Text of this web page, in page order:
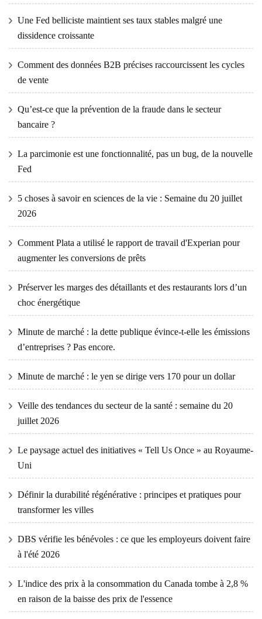
Une Fed belliciste maintient ses taux stables malgré une
dissidence croissante
Comment des données B2B précises raccourcissent les cycles
de vente
Qu’est-ce que la prévention de la fraude dans le secteur
bancaire ?
La parcimonie est une fonctionnalité, pas un bug, de la nouvelle
Fed
5 choses à savoir en sciences de la vie : Semaine du 20 juillet
2026
Comment Plata a utilisé le rapport de travail d'Experian pour
augmenter les conversions de prêts
Préserver les marges des détaillants et des restaurants lors d’un
choc énergétique
Minute de marché : la dette publique évince-t-elle les émissions
d’entreprises ? Pas encore.
Minute de marché : le yen se dirige vers 170 pour un dollar
Veille des tendances du secteur de la santé : semaine du 20
juillet 2026
Le paysage actuel des initiatives « Tell Us Once » au Royaume-
Uni
Définir la durabilité régénérative : principes et pratiques pour
transformer les villes
DBS vérifie les bénévoles : ce que les employeurs doivent faire
à l'été 2026
L'indice des prix à la consommation du Canada tombe à 2,8 %
en raison de la baisse des prix de l'essence